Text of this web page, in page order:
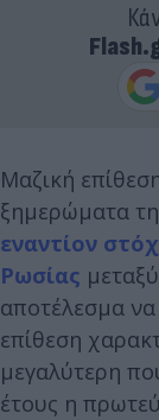
Μαζική
ξημερώματα
εναντίον
Ρωσίας
αποτέλεσμα
επίθεση
μεγαλύτερη
έτους η